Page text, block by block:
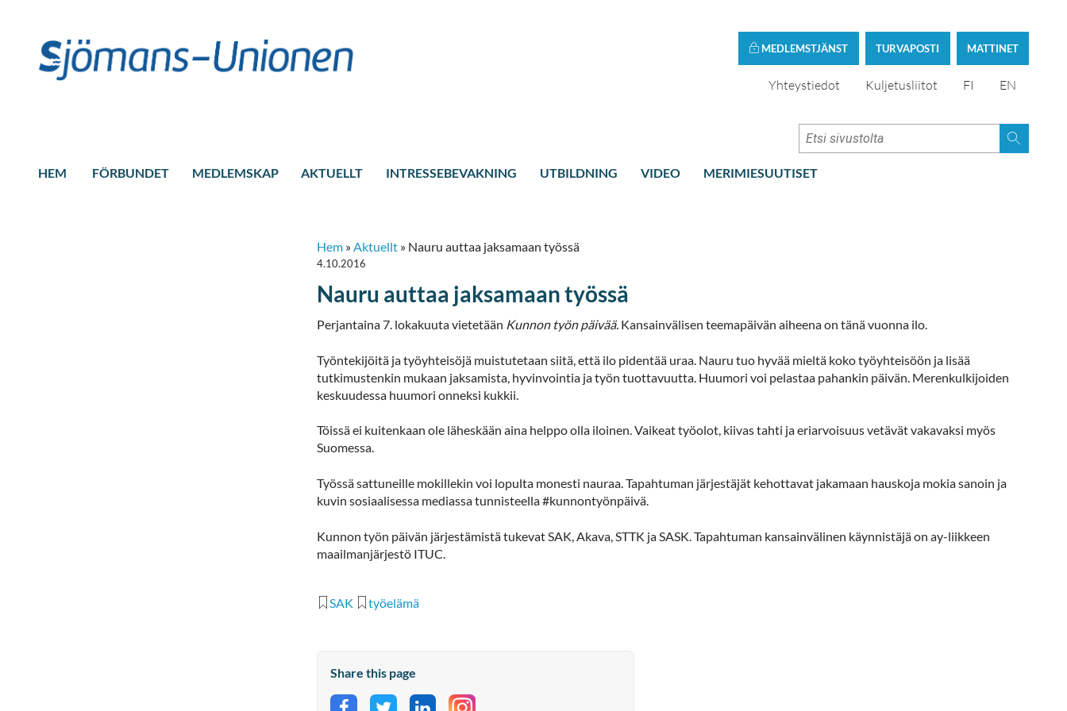
MATTINET
TURVAPOSTI
MEDLEMSTJÄNST
Yhteystiedot Kuljetusliitot FI EN
HEM FÖRBUNDET MEDLEMSKAP AKTUELLT INTRESSEBEVAKNING UTBILDNING VIDEO MERIMIESUUTISET
Hem »Aktuellt » Nauru auttaa jaksamaan työssä
4.10.2016
Nauru auttaa jaksamaan työssä
Perjantaina 7. lokakuuta vietetään Kunnon työn päivää. Kansainvälisen teemapäivän aiheena on tänä vuonna ilo.
Työntekijöitä ja työyhteisöjä muistutetaan siitä, että ilo pidentää uraa. Nauru tuo hyvää mieltä koko työyhteisöön ja lisää
tutkimustenkin mukaan jaksamista, hyvinvointia ja työn tuottavuutta. Huumori voi pelastaa pahankin päivän. Merenkulkijoiden
keskuudessa huumori onneksi kukkii.
Töissä ei kuitenkaan ole läheskään aina helppo olla iloinen. Vaikeat työolot, kiivas tahti ja eriarvoisuus vetävät vakavaksi myös
Suomessa.
Työssä sattuneille mokillekin voi lopulta monesti nauraa. Tapahtuman järjestäjät kehottavat jakamaan hauskoja mokia sanoin ja
kuvin sosiaalisessa mediassa tunnisteella #kunnontyönpäivä.
Kunnon työn päivän järjestämistä tukevat SAK, Akava, STTK ja SASK. Tapahtuman kansainvälinen käynnistäjä on ay-liikkeen
maailmanjärjestö ITUC.
SAK työelämä
Share this page